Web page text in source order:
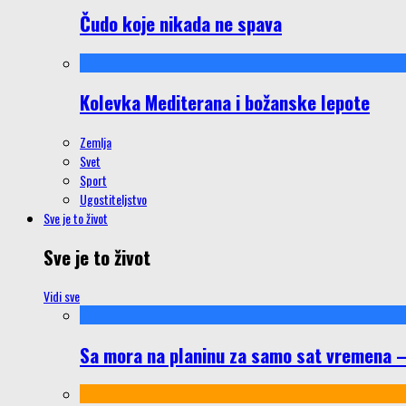
Čudo koje nikada ne spava
Kolevka Mediterana i božanske lepote
Zemlja
Svet
Sport
Ugostiteljstvo
Sve je to život
Sve je to život
Vidi sve
Sa mora na planinu za samo sat vremena